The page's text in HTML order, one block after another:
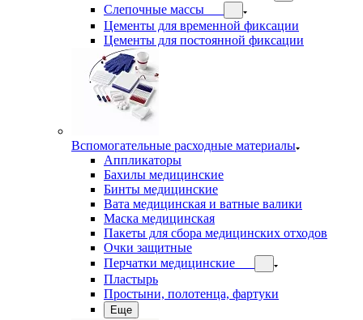
Слепочные массы
Цементы для временной фиксации
Цементы для постоянной фиксации
Вспомогательные расходные материалы
Аппликаторы
Бахилы медицинские
Бинты медицинские
Вата медицинская и ватные валики
Маска медицинская
Пакеты для сбора медицинских отходов
Очки защитные
Перчатки медицинские
Пластырь
Простыни, полотенца, фартуки
Еще